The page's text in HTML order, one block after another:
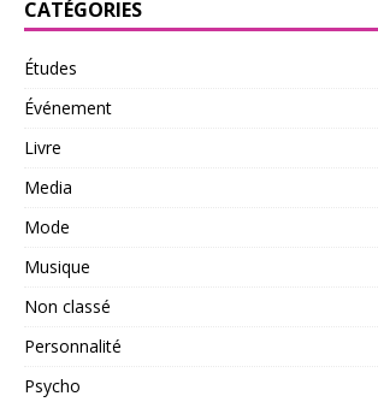
CATÉGORIES
Études
Événement
Livre
Media
Mode
Musique
Non classé
Personnalité
Psycho